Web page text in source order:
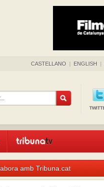
CASTELLANO | ENGLISH |
amb Tribuna.cat